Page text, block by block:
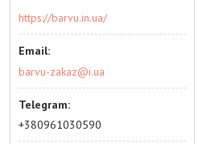
https://barvu.in.ua/
barvu-zakaz@i.ua
+380961030590